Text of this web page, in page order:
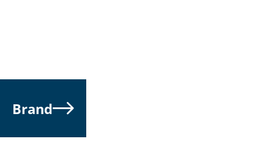
Brand